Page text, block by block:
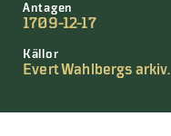
Antagen
1709-12-17
Källor
Evert Wahlbergs arkiv.